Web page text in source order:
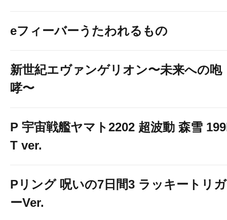
eフィーバーうたわれるもの
新世紀エヴァンゲリオン〜未来への咆
哮〜
P 宇宙戦艦ヤマト2202 超波動 森雪
T ver.
Pリング 呪いの7日間3 ラッキートリガ
ーVer.